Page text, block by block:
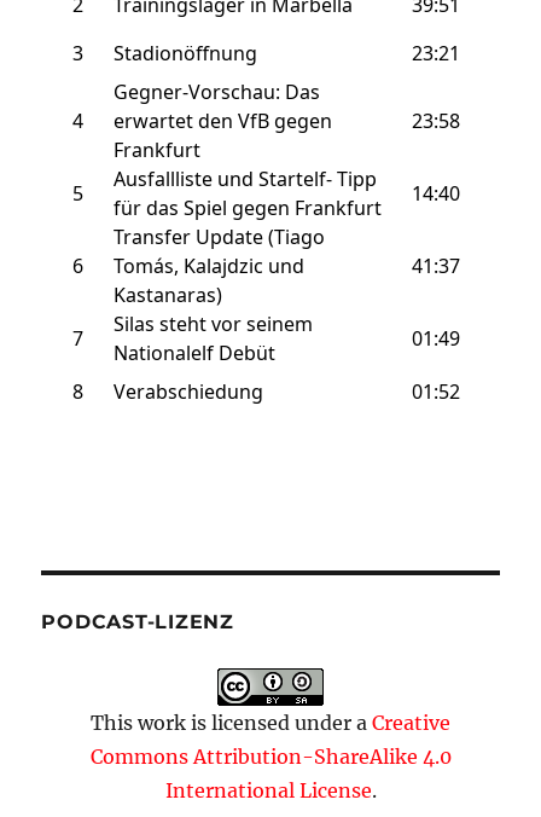
PODCAST-LIZENZ
This work is licensed under a Creative
Commons Attribution-ShareAlike 4.0
International License.